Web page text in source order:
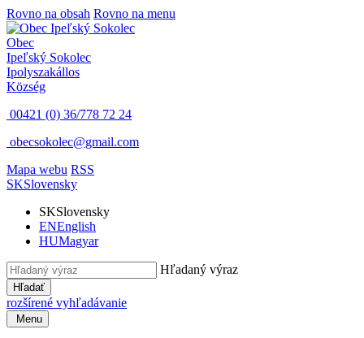
Rovno na obsah Rovno na menu
Obec
Ipeľský Sokolec
Ipolyszakállos
Község
00421 (0) 36/778 72 24
obecsokolec@gmail.com
Mapa webu RSS
SKSlovensky
SKSlovensky
ENEnglish
HUMagyar
Hľadaný výraz
Hľadať
rozšírené vyhľadávanie
Menu